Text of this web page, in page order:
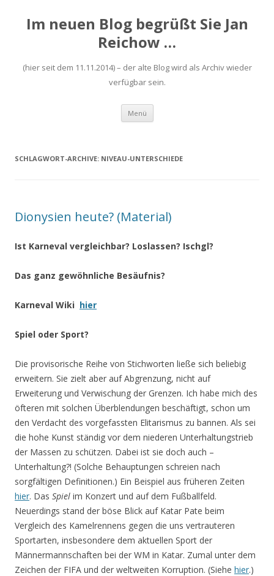
Im neuen Blog begrüßt Sie Jan
Reichow …
(hier seit dem 11.11.2014) – der alte Blog wird als Archiv wieder
verfügbar sein.
Menü Zum
springen
SCHLAGWORT-ARCHIVE: NIVEAU-UNTERSCHIEDE
Dionysien heute? (Material)
Ist Karneval vergleichbar? Loslassen? Ischgl?
Das ganz gewöhnliche Besäufnis?
Karneval Wiki hier
Spiel oder Sport?
Die provisorische Reihe von Stichworten ließe sich beliebig
erweitern. Sie zielt aber auf Abgrenzung, nicht auf
Erweiterung und Verwischung der Grenzen. Ich habe mich des
öfteren mit solchen Überblendungen beschäftigt, schon um
den Verdacht des vorgefassten Elitarismus zu bannen. Als sei
die hohe Kunst ständig vor dem niederen Unterhaltungstrieb
der Massen zu schützen. Dabei ist sie doch auch –
Unterhaltung?! (Solche Behauptungen schreien nach
sorgfältigen Definitionen.) Ein Beispiel aus früheren Zeiten
hier. Das Spiel im Konzert und auf dem Fußballfeld.
Neuerdings stand der böse Blick auf Katar Pate beim
Vergleich des Kamelrennens gegen die uns vertrauteren
Sportarten, insbesondere dem aktuellen Sport der
Männermannschaften bei der WM in Katar. Zumal unter dem
Zeichen der FIFA und der weltweiten Korruption. (Siehe hier.)